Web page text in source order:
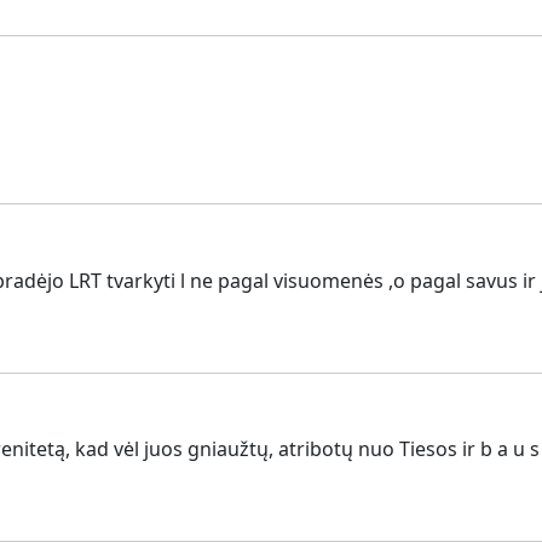
LRT tvarkyti l ne pagal visuomenės ,o pagal savus
kad vėl juos gniaužtų, atribotų nuo Tiesos ir b a u